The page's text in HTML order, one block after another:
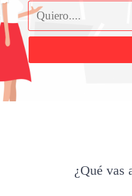
¿Qué vas